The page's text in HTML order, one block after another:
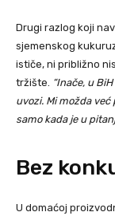
Drugi razlog koji
sjemenskog
ističe, ni približno
tržište. “Inače, u
uvozi. Mi možda
samo kada je u
Bez
U domaćoj